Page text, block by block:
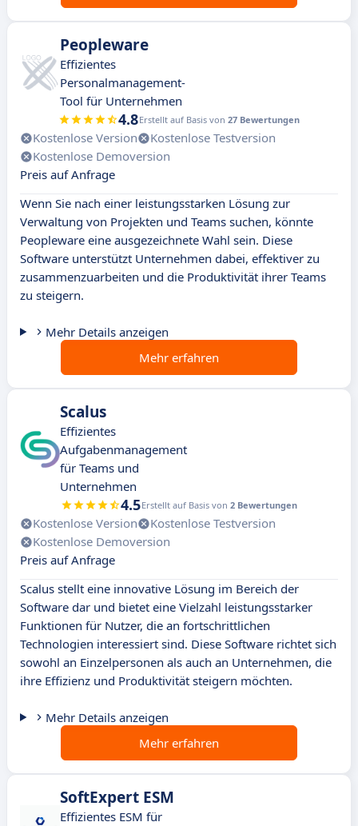
Peopleware
Effizientes
Personalmanagement-
Tool für Unternehmen
4.8Erstellt auf Basis von 27 Bewertungen
Kostenlose Version
Kostenlose Testversion
Kostenlose Demoversion
Preis auf Anfrage
Wenn Sie nach einer leistungsstarken Lösung zur
Verwaltung von Projekten und Teams suchen, könnte
Peopleware eine ausgezeichnete Wahl sein. Diese
Software unterstützt Unternehmen dabei, effektiver zu
zusammenzuarbeiten und die Produktivität ihrer Teams
zu steigern.
Mehr Details anzeigen
Mehr erfahren
Scalus
Effizientes
Aufgabenmanagement
für Teams und
Unternehmen
4.5Erstellt auf Basis von 2 Bewertungen
Kostenlose Version
Kostenlose Testversion
Kostenlose Demoversion
Preis auf Anfrage
Scalus stellt eine innovative Lösung im Bereich der
Software dar und bietet eine Vielzahl leistungsstarker
Funktionen für Nutzer, die an fortschrittlichen
Technologien interessiert sind. Diese Software richtet sich
sowohl an Einzelpersonen als auch an Unternehmen, die
ihre Effizienz und Produktivität steigern möchten.
Mehr Details anzeigen
Mehr erfahren
SoftExpert ESM
Effizientes ESM für